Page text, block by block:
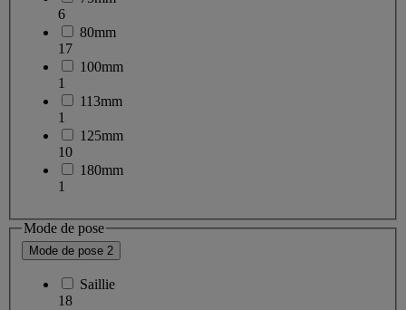
6
80mm
17
100mm
1
113mm
1
125mm
10
180mm
1
Mode de pose
Mode de pose 2
Saillie
18